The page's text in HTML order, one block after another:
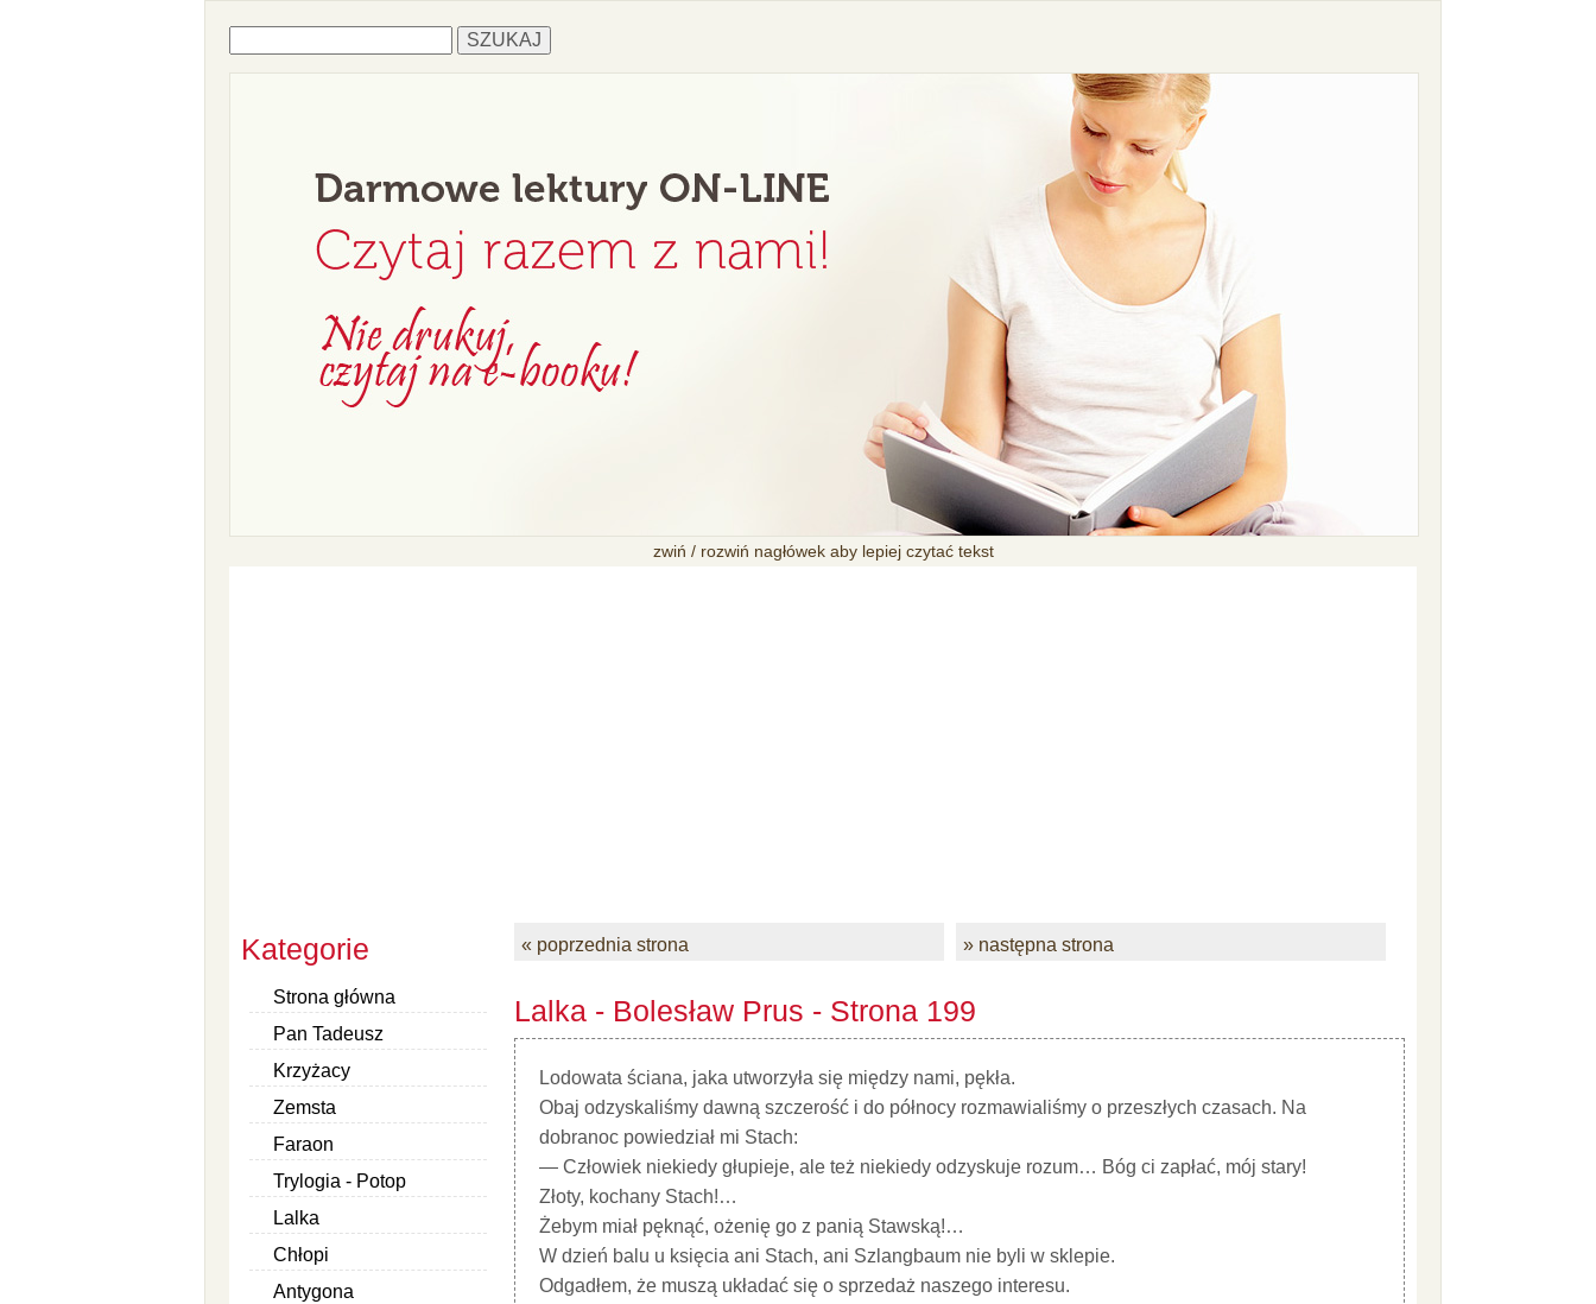
zwiń / rozwiń nagłówek aby lepiej czytać tekst
Kategorie
Strona główna
Pan Tadeusz
Krzyżacy
Zemsta
Faraon
Trylogia - Potop
Lalka
Chłopi
Antygona
« poprzednia strona » następna strona
Lalka - Bolesław Prus - Strona 199
Lodowata ściana, jaka utworzyła się między nami, pękła.
Obaj odzyskaliśmy dawną szczerość i do północy rozmawialiśmy o przeszłych czasach. Na
dobranoc powiedział mi Stach:
— Człowiek niekiedy głupieje, ale też niekiedy odzyskuje rozum… Bóg ci zapłać, mój stary!
Złoty, kochany Stach!…
Żebym miał pęknąć, ożenię go z panią Stawską!…
W dzień balu u księcia ani Stach, ani Szlangbaum nie byli w sklepie.
Odgadłem, że muszą układać się o sprzedaż naszego interesu.